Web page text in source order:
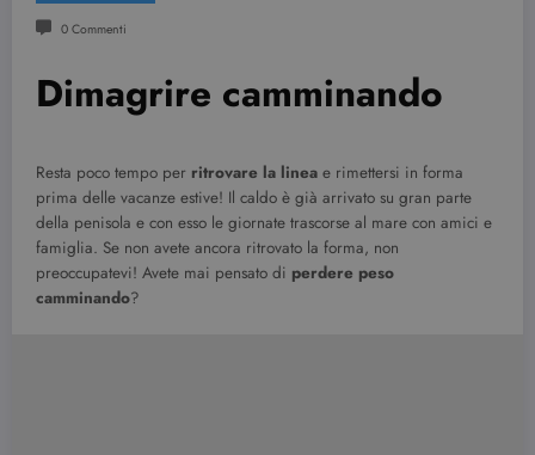
0 Commenti
Dimagrire camminando
Resta poco tempo per ritrovare la linea e rimettersi in forma
prima delle vacanze estive! Il caldo è già arrivato su gran parte
della penisola e con esso le giornate trascorse al mare con amici e
famiglia. Se non avete ancora ritrovato la forma, non
preoccupatevi! Avete mai pensato di perdere peso
camminando?